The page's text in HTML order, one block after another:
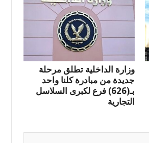
وزارة الداخلية تطلق مرحلة
جديدة من مبادرة كلنا واحد
بـ(626) فرع لكبرى السلاسل
التجارية